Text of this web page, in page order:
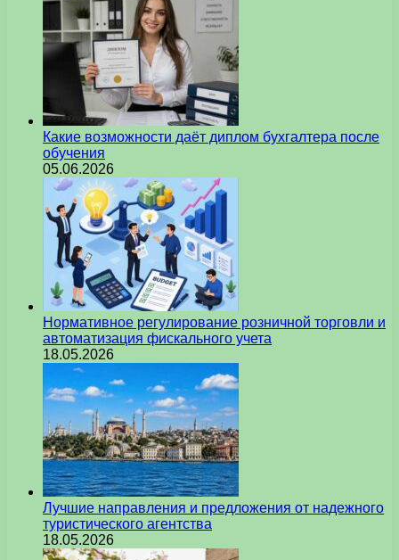
Какие возможности даёт диплом бухгалтера после
обучения
05.06.2026
Нормативное регулирование розничной торговли и
автоматизация фискального учета
18.05.2026
Лучшие направления и предложения от надежного
туристического агентства
18.05.2026